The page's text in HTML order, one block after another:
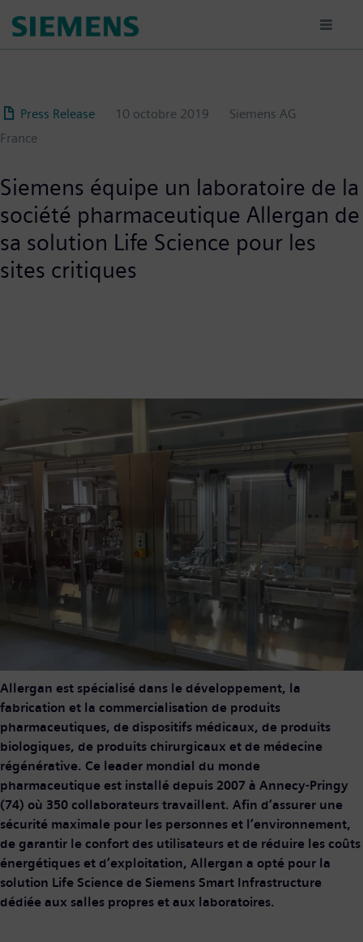
au
Press Release 10 octobre 2019
Siemens AG
France
Siemens équipe un laboratoire de la
société pharmaceutique Allergan de
sa solution Life Science pour les
sites critiques
Allergan est spécialisé dans le développement, la
fabrication et la commercialisation de produits
pharmaceutiques, de dispositifs médicaux, de produits
biologiques, de produits chirurgicaux et de médecine
régénérative. Ce leader mondial du monde
pharmaceutique est installé depuis 2007 à Annecy-Pringy
(74) où 350 collaborateurs travaillent. Afin d’assurer une
sécurité maximale pour les personnes et l’environnement,
de garantir le confort des utilisateurs et de réduire les coûts
énergétiques et d’exploitation, Allergan a opté pour la
solution Life Science de Siemens Smart Infrastructure
dédiée aux salles propres et aux laboratoires.